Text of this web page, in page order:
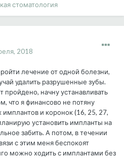
стоматология
2018
лечение от одной болезни,
удалить разрушенные зубы.
пройдено, начну устанавливать
что я финансово не потяну
и коронок (16, 25, 27,
установить импланты на
забить. А потом, в течении
с этим меня беспокоят
можно ходить с имплантами без